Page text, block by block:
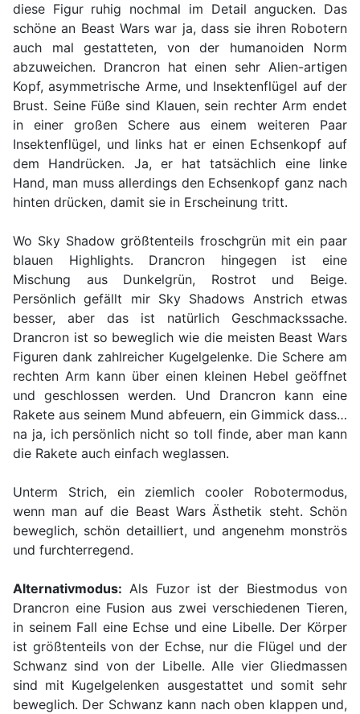
diese Figur ruhig nochmal im Detail angucken. Das
schöne an Beast Wars war ja, dass sie ihren Robotern
auch mal gestatteten, von der humanoiden Norm
abzuweichen. Drancron hat einen sehr Alien-artigen
Kopf, asymmetrische Arme, und Insektenflügel auf der
Brust. Seine Füße sind Klauen, sein rechter Arm endet
in einer großen Schere aus einem weiteren Paar
Insektenflügel, und links hat er einen Echsenkopf auf
dem Handrücken. Ja, er hat tatsächlich eine linke
Hand, man muss allerdings den Echsenkopf ganz nach
hinten drücken, damit sie in Erscheinung tritt.
Wo Sky Shadow größtenteils froschgrün mit ein paar
blauen Highlights. Drancron hingegen ist eine
Mischung aus Dunkelgrün, Rostrot und Beige.
Persönlich gefällt mir Sky Shadows Anstrich etwas
besser, aber das ist natürlich Geschmackssache.
Drancron ist so beweglich wie die meisten Beast Wars
Figuren dank zahlreicher Kugelgelenke. Die Schere am
rechten Arm kann über einen kleinen Hebel geöffnet
und geschlossen werden. Und Drancron kann eine
Rakete aus seinem Mund abfeuern, ein Gimmick dass…
na ja, ich persönlich nicht so toll finde, aber man kann
die Rakete auch einfach weglassen.
Unterm Strich, ein ziemlich cooler Robotermodus,
wenn man auf die Beast Wars Ästhetik steht. Schön
beweglich, schön detailliert, und angenehm monströs
und furchterregend.
Alternativmodus: Als Fuzor ist der Biestmodus von
Drancron eine Fusion aus zwei verschiedenen Tieren,
in seinem Fall eine Echse und eine Libelle. Der Körper
ist größtenteils von der Echse, nur die Flügel und der
Schwanz sind von der Libelle. Alle vier Gliedmassen
sind mit Kugelgelenken ausgestattet und somit sehr
beweglich. Der Schwanz kann nach oben klappen und,